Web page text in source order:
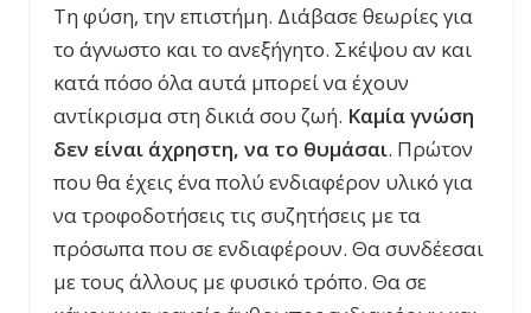
Τη φύση, την επιστήμη. Διάβασε θεωρίες για
το άγνωστο και το ανεξήγητο. Σκέψου αν και
κατά πόσο όλα αυτά μπορεί να έχουν
αντίκρισμα στη δικιά σου ζωή. Καμία γνώση
δεν είναι άχρηστη, να το θυμάσαι. Πρώτον
που θα έχεις ένα πολύ ενδιαφέρον υλικό για
να τροφοδοτήσεις τις συζητήσεις με τα
πρόσωπα που σε ενδιαφέρουν. Θα συνδέεσαι
με τους άλλους με φυσικό τρόπο. Θα σε